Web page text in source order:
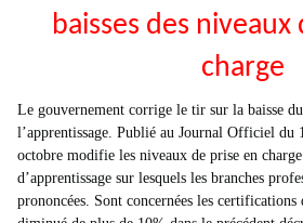
baisses des niveaux
charge
Le gouvernement corrige le tir sur la baisse
l’apprentissage. Publié au Journal Officiel du
octobre modifie les niveaux de prise en
d’apprentissage sur lesquels les branches
prononcées. Sont concernées les